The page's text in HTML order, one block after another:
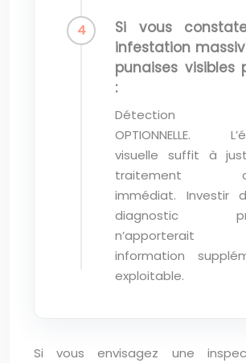
Si vous
infestation
punaises visibles
:
Détection
OPTIONNELLE.
visuelle suffit à
traitement
immédiat. Investir
diagnostic
n’apporterait
information
exploitable.
Si vous envisagez une